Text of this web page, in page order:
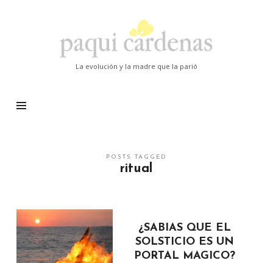
Cardenas
La evolución y la madre que la parió
POSTS TAGGED
ritual
¿SABIAS QUE EL
SOLSTICIO ES UN
PORTAL MAGICO?